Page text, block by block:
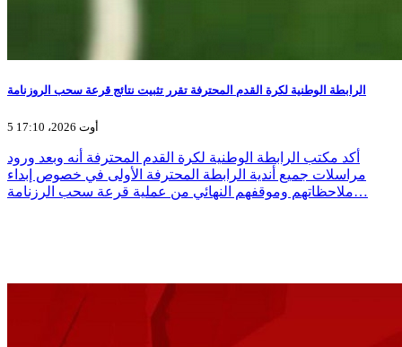
الرابطة الوطنية لكرة القدم المحترفة تقرر تثبيت نتائج قرعة سحب الروزنامة
5 أوت 2026، 17:10
أكد مكتب الرابطة الوطنية لكرة القدم المحترفة أنه وبعد ورود
مراسلات جميع أندية الرابطة المحترفة الأولى في خصوص إبداء
ملاحظاتهم وموقفهم النهائي من عملية قرعة سحب الرزنامة…